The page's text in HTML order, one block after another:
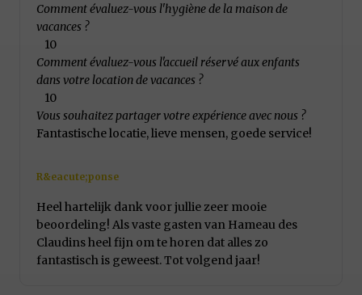
Comment évaluez-vous l'hygiène de la maison de
vacances ?
10
Comment évaluez-vous l'accueil réservé aux enfants
dans votre location de vacances ?
10
Vous souhaitez partager votre expérience avec nous ?
Fantastische locatie, lieve mensen, goede service!
R&eacute;ponse
Heel hartelijk dank voor jullie zeer mooie
beoordeling! Als vaste gasten van Hameau des
Claudins heel fijn om te horen dat alles zo
fantastisch is geweest. Tot volgend jaar!